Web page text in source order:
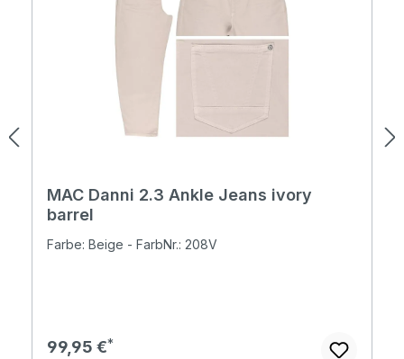
MAC Danni 2.3 Ankle Jeans ivory
barrel
Farbe: Beige - FarbNr.: 208V
Regulärer Preis:
99,95 €